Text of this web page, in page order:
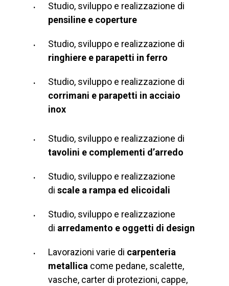
Studio, sviluppo e realizzazione di
pensiline e coperture
Studio, sviluppo e realizzazione di
ringhiere e parapetti in ferro
Studio, sviluppo e realizzazione di
corrimani e parapetti in acciaio
inox
Studio, sviluppo e realizzazione di
tavolini e complementi d’arredo
Studio, sviluppo e realizzazione
di scale a rampa ed elicoidali
Studio, sviluppo e realizzazione
di arredamento e oggetti di design
Lavorazioni varie di carpenteria
metallica come pedane, scalette,
vasche, carter di protezioni, cappe,